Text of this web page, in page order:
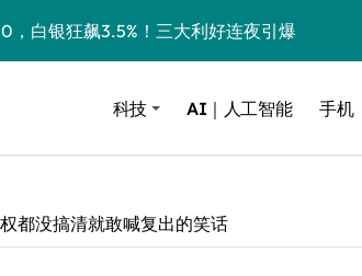
，白银狂飙3.5%！三大利好连夜引爆
屏幕能转、风扇怼脸，但最狠的是那个机械音
裁员3200、卖工作室、网络瘫了，微软这次
人辞去CEO，但继续“垂帘听政”？
科技 AI｜人工智能 手机
都没搞清就敢喊复出的笑话